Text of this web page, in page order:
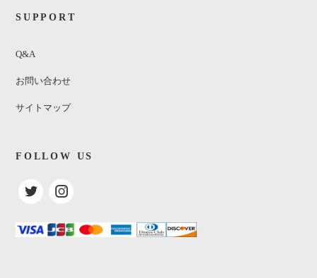
SUPPORT
Q&A
お問い合わせ
サイトマップ
FOLLOW US